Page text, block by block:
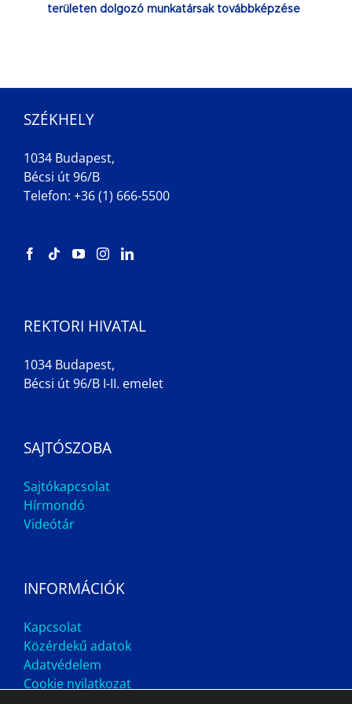
területen dolgozó munkatársak továbbképzése
SZÉKHELY
1034 Budapest,
Bécsi út 96/B
Telefon: +36 (1) 666-5500
REKTORI HIVATAL
1034 Budapest,
Bécsi út 96/B I-II. emelet
SAJTÓSZOBA
Sajtókapcsolat
Hírmondó
Videótár
INFORMÁCIÓK
Kapcsolat
Közérdekű adatok
Adatvédelem
Cookie nyilatkozat